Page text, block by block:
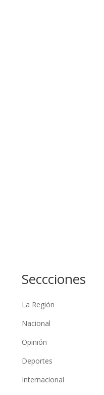
Seccciones
La Región
Nacional
Opinión
Deportes
Internacional